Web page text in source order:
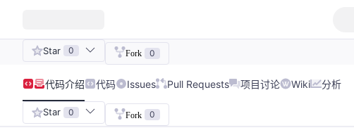
Star 0 Fork 0
代码介绍 代码 Issues Pull Requests 项目讨论 Wiki 分析
Star 0 Fork 0